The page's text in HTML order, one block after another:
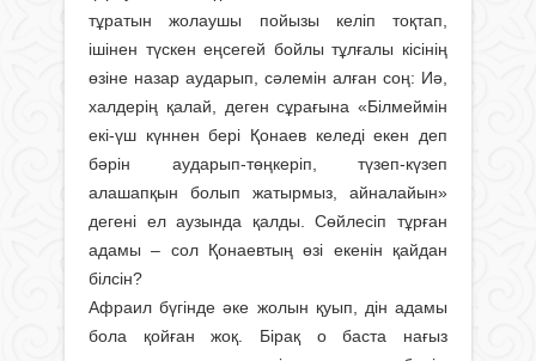
тұратын жолаушы пойызы келіп тоқтап,
ішінен түскен еңсегей бойлы тұлғалы кісінің
өзіне назар аударып, сәлемін алған соң: Иә,
халдерің қалай, деген сұрағына «Білмеймін
екі-үш күннен бері Қонаев келеді екен деп
бәрін аударып-төңкеріп, түзеп-күзеп
алашапқын болып жатырмыз, айналайын»
дегені ел аузында қалды. Сөйлесіп тұрған
адамы – сол Қонаевтың өзі екенін қайдан
білсін?
Афраил бүгінде әке жолын қуып, дін адамы
бола қойған жоқ. Бірақ о баста нағыз